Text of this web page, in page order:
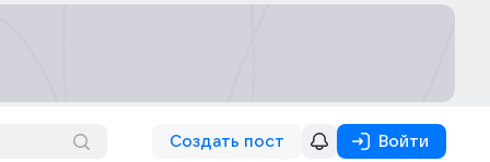
Создать пост Войти